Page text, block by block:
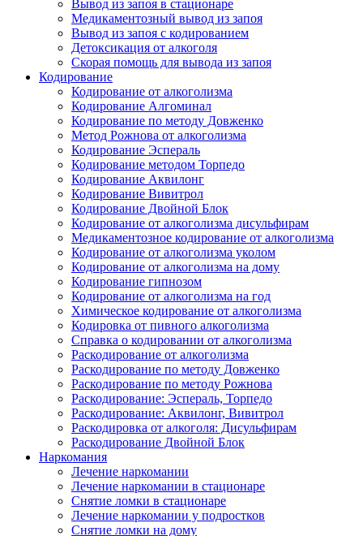
Вывод из запоя в стационаре
Медикаментозный вывод из запоя
Вывод из запоя с кодированием
Детоксикация от алкоголя
Скорая помощь для вывода из запоя
Кодирование
Кодирование от алкоголизма
Кодирование Алгоминал
Кодирование по методу Довженко
Метод Рожнова от алкоголизма
Кодирование Эспераль
Кодирование методом Торпедо
Кодирование Аквилонг
Кодирование Вивитрол
Кодирование Двойной Блок
Кодирование от алкоголизма дисульфирам
Медикаментозное кодирование от алкоголизма
Кодирование от алкоголизма уколом
Кодирование от алкоголизма на дому
Кодирование гипнозом
Кодирование от алкоголизма на год
Химическое кодирование от алкоголизма
Кодировка от пивного алкоголизма
Справка о кодировании от алкоголизма
Раскодирование от алкоголизма
Раскодирование по методу Довженко
Раскодирование по методу Рожнова
Раскодирование: Эспераль, Торпедо
Раскодирование: Аквилонг, Вивитрол
Раскодировка от алкоголя: Дисульфирам
Раскодирование Двойной Блок
Наркомания
Лечение наркомании
Лечение наркомании в стационаре
Снятие ломки в стационаре
Лечение наркомании у подростков
Снятие ломки на дому